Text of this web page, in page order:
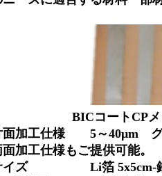
メンブレ
グレード 5μ
ご提供可能。
銅箔5x7.5cm,